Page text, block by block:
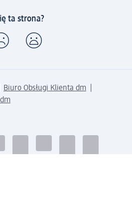
ta strona?
Biuro Obsługi Klienta dm